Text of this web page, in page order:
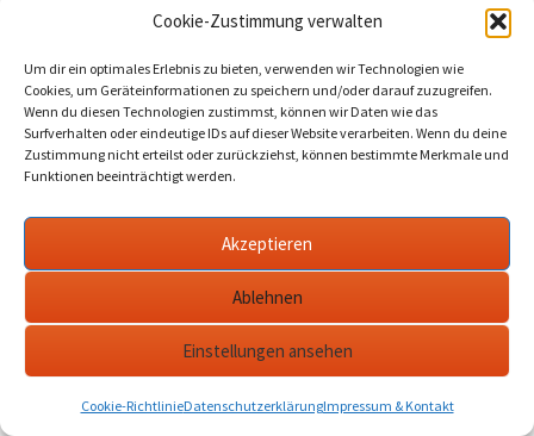
Cookie-Zustimmung verwalten
Um dir ein optimales Erlebnis zu bieten, verwenden wir Technologien wie
Cookies, um Geräteinformationen zu speichern und/oder darauf zuzugreifen.
Wenn du diesen Technologien zustimmst, können wir Daten wie das
Surfverhalten oder eindeutige IDs auf dieser Website verarbeiten. Wenn du deine
Zustimmung nicht erteilst oder zurückziehst, können bestimmte Merkmale und
Funktionen beeinträchtigt werden.
Akzeptieren
Ablehnen
Einstellungen ansehen
Cookie-RichtlinieDatenschutzerklärungImpressum & Kontakt
werder
KW24/22 u.a. mit: einer Kulturschau, dem Ortsbeirat
Petzow, Wetter aus Töplitz, einem Kneipenbruch in
Glindow, Feuerwehrfest Derwitz, dem AWO-Jubiläum und
einer verschwundenen Café-Kasse auf der Insel.…
Datenschutzerklärung werderanderhavel.de